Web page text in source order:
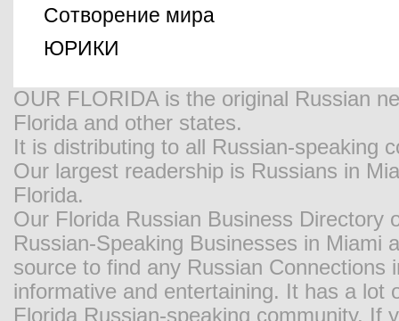
Сотворение мира
ЮРИКИ
OUR FLORIDA is the original Russian
Florida and other states.
It is distributing to all Russian-speaking
Our largest readership is Russians in
Florida.
Our Florida Russian Business Directory
Russian-Speaking Businesses in Miami
source to find any Russian
informative and entertaining. It has a
Florida Russian-speaking community. If